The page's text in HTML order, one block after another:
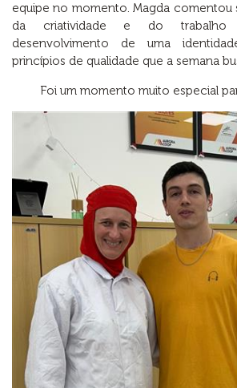
equipe no momento. Magda comentou
da criatividade e do trabalho
desenvolvimento de uma
princípios de qualidade que a semana
Foi um momento muito especial